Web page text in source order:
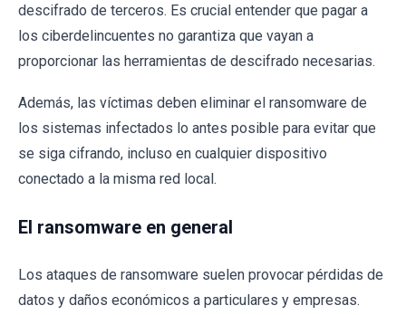
descifrado de terceros. Es crucial entender que pagar a
los ciberdelincuentes no garantiza que vayan a
proporcionar las herramientas de descifrado necesarias.
Además, las víctimas deben eliminar el ransomware de
los sistemas infectados lo antes posible para evitar que
se siga cifrando, incluso en cualquier dispositivo
conectado a la misma red local.
El ransomware en general
Los ataques de ransomware suelen provocar pérdidas de
datos y daños económicos a particulares y empresas.